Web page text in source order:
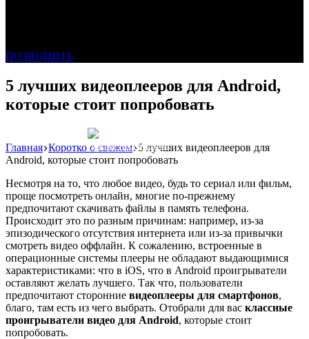
ПОЗВОНИТЬ
5 лучших видеоплееров для Android,
которые стоит попробовать
Реклама: WeLANS облако
Главная Коротко о свежем 5 лучших видеоплееров для
Android, которые стоит попробовать
Несмотря на то, что любое видео, будь то сериал или фильм,
проще посмотреть онлайн, многие по-прежнему
предпочитают скачивать файлы в память телефона.
Происходит это по разным причинам: например, из-за
эпизодического отсутствия интернета или из-за привычки
смотреть видео оффлайн. К сожалению, встроенные в
операционные системы плееры не обладают выдающимися
характеристиками: что в iOS, что в Android проигрыватели
оставляют желать лучшего. Так что, пользователи
предпочитают сторонние видеоплееры для смартфонов,
благо, там есть из чего выбрать. Отобрали для вас классные
проигрыватели видео для Android, которые стоит
попробовать.